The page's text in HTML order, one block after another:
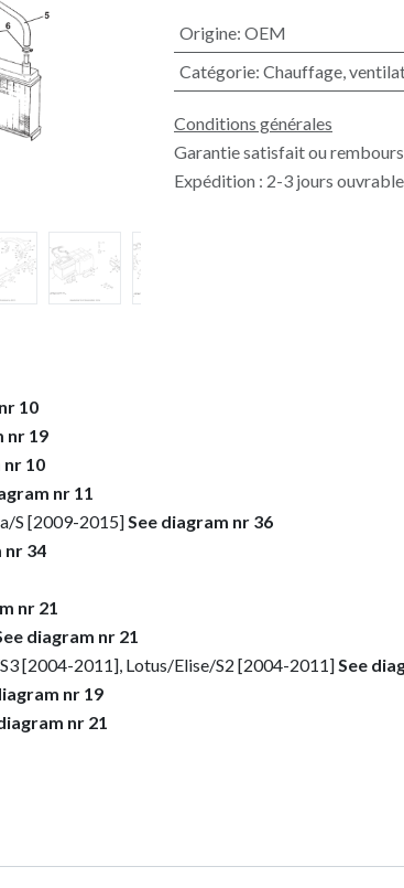
Origine: OEM
Catégorie: Chauffage,
Conditions générales
Garantie satisfait ou
Expédition : 2-3 jours
10
nr 19
nr 10
nr 11
S [2009-2015]See diagram nr 36
nr 34
nr 21
diagram nr 21
[2004-2011], Lotus/Elise/S2 [2004-2011]See
nr 19
nr 21